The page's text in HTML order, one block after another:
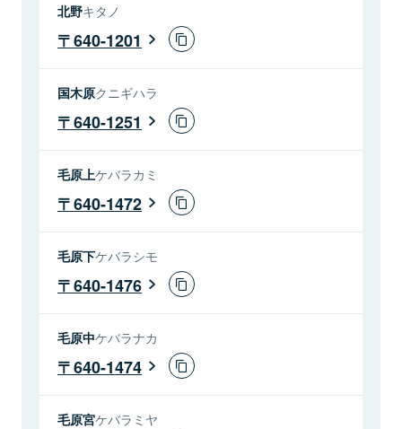
北野キタノ
640-1201
国木原クニギハラ
640-1251
毛原上ケバラカミ
640-1472
毛原下ケバラシモ
640-1476
毛原中ケバラナカ
640-1474
毛原宮ケバラミヤ